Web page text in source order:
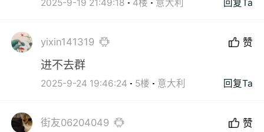
2025-9-19 21:49:18 4楼 意大利 回复Ta
yixin141319 赞
进不去群
2025-9-24 19:46:24 5楼 意大利 回复Ta
街友06204049 赞